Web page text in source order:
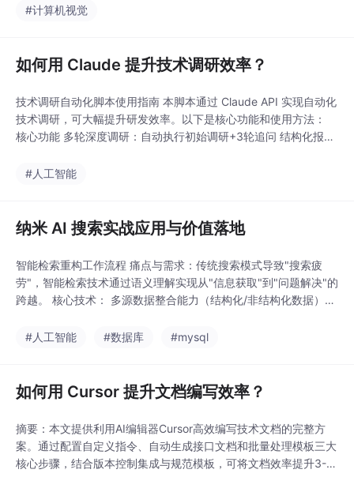
全流程代码。通过最小二乘法求解像素坐标系与世界坐标系的映射
#计算机视觉
如何用 Claude 提升技术调研效率？
技术调研自动化脚本使用指南 本脚本通过 Claude API 实现自动化
技术调研，可大幅提升研发效率。以下是核心功能和使用方法：
核心功能 多轮深度调研：自动执行初始调研+3轮追问 结构化报告
使用步骤 安装依赖：pip install anthropic 配置API密钥：替换脚
#人工智能
纳米 AI 搜索实战应用与价值落地
智能检索重构工作流程 痛点与需求：传统搜索模式导致"搜索疲
劳"，智能检索技术通过语义理解实现从"信息获取"到"问题解决"的
跨越。 核心技术： 多源数据整合能力（结构化/非结构化数据）
商：实时市场趋势分析 营销：竞品策略深度洞察 教育：知识体系
#人工智能 #数据库 #mysql
如何用 Cursor 提升文档编写效率？
摘要：本文提供利用AI编辑器Cursor高效编写技术文档的完整方
案。通过配置自定义指令、自动生成接口文档和批量处理模板三大
核心步骤，结合版本控制集成与规范模板，可将文档效率提升3-5